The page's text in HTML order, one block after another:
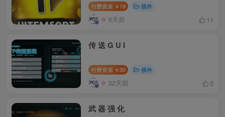
付费资源 ￥ 19 插件
6天前 11
传 送 G U I
付费资源 ￥30 插件
32天前 5
武 器 强 化